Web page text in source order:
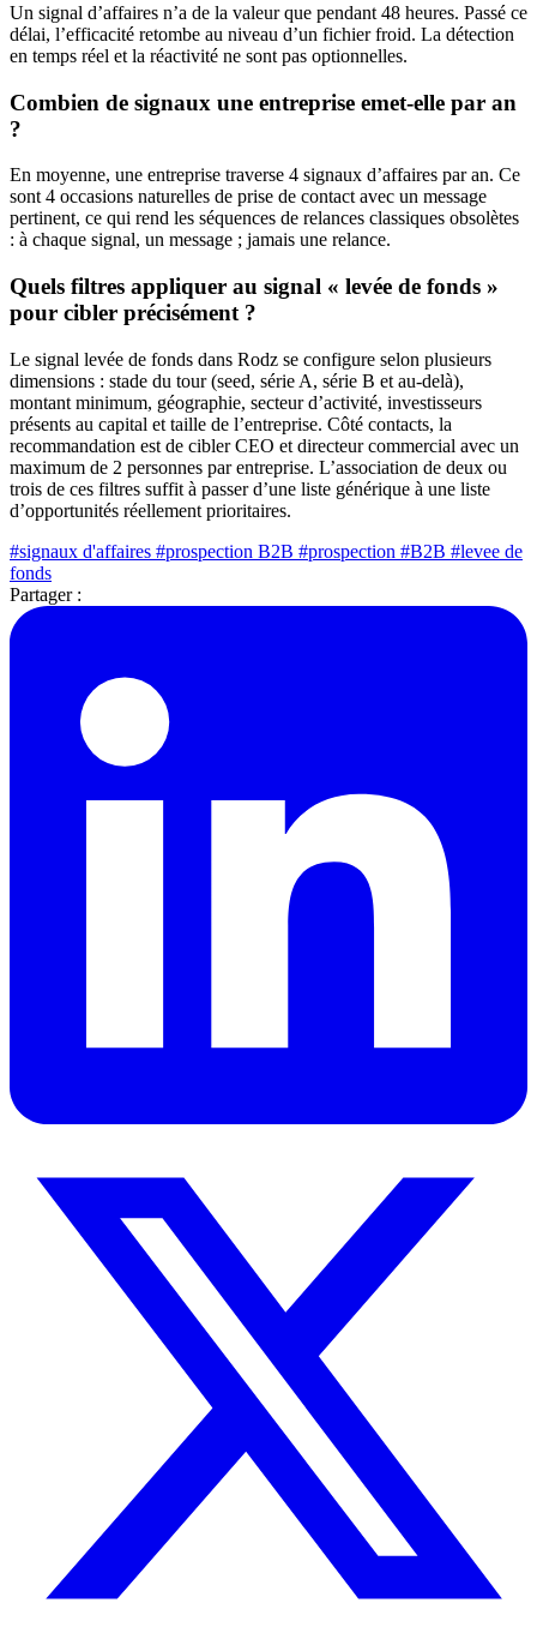
Un signal d’affaires n’a de la valeur que pendant 48 heures. Passé ce
délai, l’efficacité retombe au niveau d’un fichier froid. La détection
en temps réel et la réactivité ne sont pas optionnelles.
Combien de signaux une entreprise emet-elle par an
?
En moyenne, une entreprise traverse 4 signaux d’affaires par an. Ce
sont 4 occasions naturelles de prise de contact avec un message
pertinent, ce qui rend les séquences de relances classiques obsolètes
: à chaque signal, un message ; jamais une relance.
Quels filtres appliquer au signal « levée de fonds »
pour cibler précisément ?
Le signal levée de fonds dans Rodz se configure selon plusieurs
dimensions : stade du tour (seed, série A, série B et au-delà),
montant minimum, géographie, secteur d’activité, investisseurs
présents au capital et taille de l’entreprise. Côté contacts, la
recommandation est de cibler CEO et directeur commercial avec un
maximum de 2 personnes par entreprise. L’association de deux ou
trois de ces filtres suffit à passer d’une liste générique à une liste
d’opportunités réellement prioritaires.
#signaux d'affaires #prospection B2B #prospection #B2B #levee de
fonds
Partager :